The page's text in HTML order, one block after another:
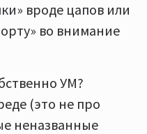
вроде цапов или
во внимание
УМ?
(это не про
неназванные